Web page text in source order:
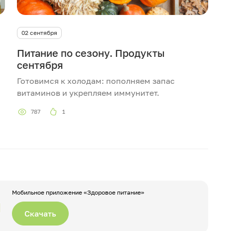
02 сентября
Питание по сезону. Продукты
сентября
Готовимся к холодам: пополняем запас
витаминов и укрепляем иммунитет.
787 1
Мобильное приложение «Здоровое питание»
Скачать